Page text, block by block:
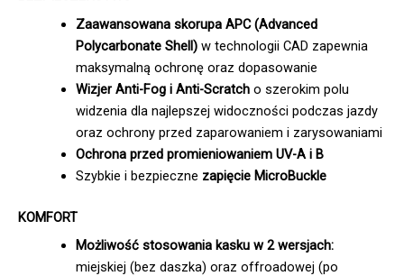
Zaawansowana skorupa APC (Advanced
Polycarbonate Shell)w technologii CAD zapewnia
maksymalną ochronę oraz dopasowanie
Wizjer Anti-Fog i Anti-Scratcho szerokim polu
widzenia dla najlepszej widoczności podczas jazdy
oraz ochrony przed zaparowaniem i zarysowaniami
Ochrona przed promieniowaniem UV-A i B
Szybkie i bezpieczne zapięcie MicroBuckle
KOMFORT
Możliwość stosowania kasku w 2 wersjach:
miejskiej (bez daszka) oraz offroadowej (po